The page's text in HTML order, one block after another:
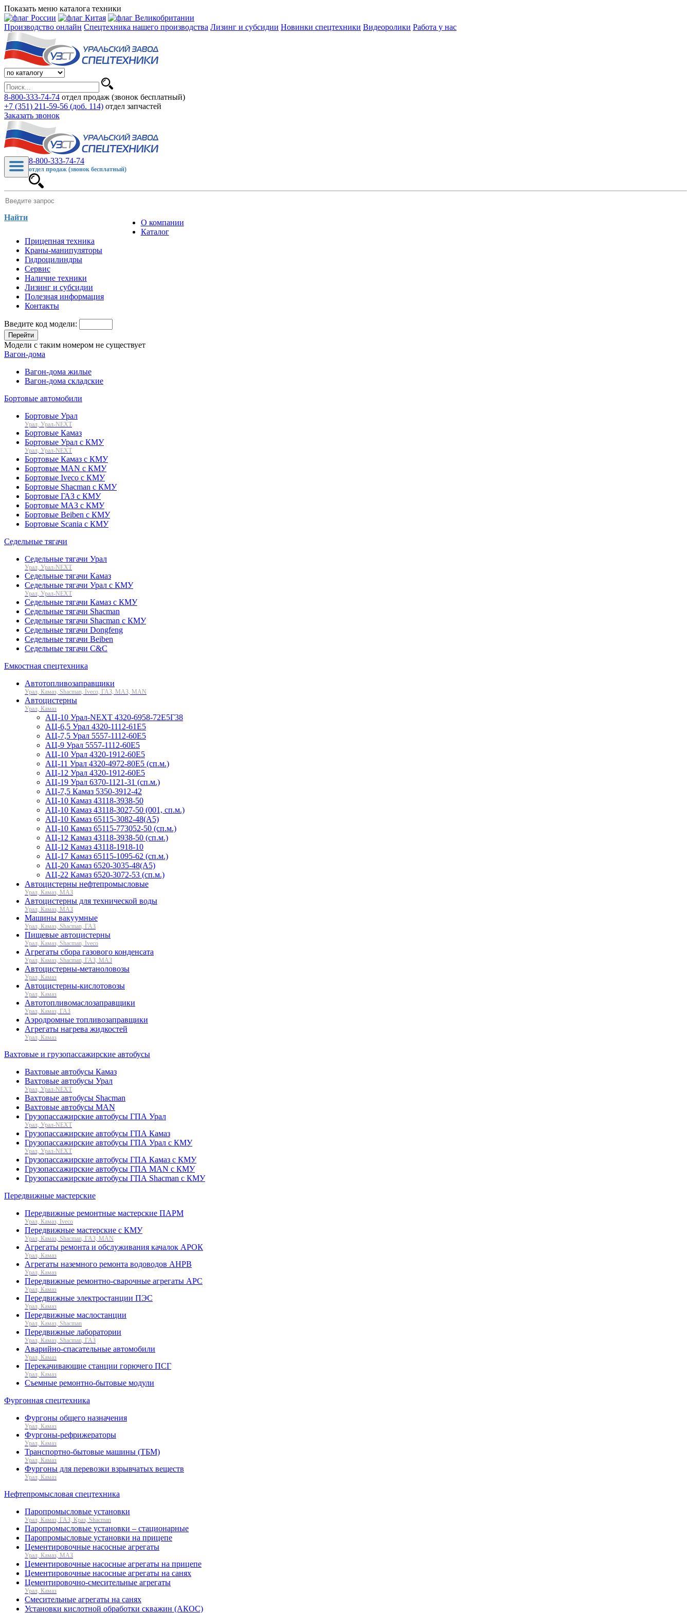
Показать меню каталога техники
Производство онлайн Спецтехника нашего производства Лизинг и субсидии Новинки спецтехники Видеоролики Работа у нас
8-800-333-74-74 отдел продаж (звонок бесплатный)
+7 (351) 211-59-56 (доб. 114) отдел запчастей
Заказать звонок
8-800-333-74-74
отдел продаж (звонок бесплатный)
Найти
О компании
Каталог
Прицепная техника
Краны-манипуляторы
Гидроцилиндры
Сервис
Наличие техники
Лизинг и субсидии
Полезная информация
Контакты
Введите код модели:
Перейти
Модели с таким номером не существует
Вагон-дома
Вагон-дома жилые
Вагон-дома складские
Бортовые автомобили
Бортовые Урал
Урал, Урал-NEXT
Бортовые Камаз
Бортовые Урал с КМУ
Урал, Урал-NEXT
Бортовые Камаз с КМУ
Бортовые MAN с КМУ
Бортовые Iveco с КМУ
Бортовые Shacman с КМУ
Бортовые ГАЗ с КМУ
Бортовые МАЗ с КМУ
Бортовые Beiben с КМУ
Бортовые Scania с КМУ
Седельные тягачи
Седельные тягачи Урал
Урал, Урал-NEXT
Седельные тягачи Камаз
Седельные тягачи Урал с КМУ
Урал, Урал-NEXT
Седельные тягачи Камаз с КМУ
Седельные тягачи Shacman
Седельные тягачи Shacman с КМУ
Седельные тягачи Dongfeng
Седельные тягачи Beiben
Седельные тягачи C&C
Емкостная спецтехника
Автотопливозаправщики
Урал, Камаз, Shacman, Iveco, ГАЗ, МАЗ, MAN
Автоцистерны
Урал, Камаз
АЦ-10 Урал-NEXT 4320-6958-72Е5Г38
АЦ-6,5 Урал 4320-1112-61Е5
АЦ-7,5 Урал 5557-1112-60Е5
АЦ-9 Урал 5557-1112-60Е5
АЦ-10 Урал 4320-1912-60Е5
АЦ-11 Урал 4320-4972-80Е5 (сп.м.)
АЦ-12 Урал 4320-1912-60Е5
АЦ-19 Урал 6370-1121-31 (сп.м.)
АЦ-7,5 Камаз 5350-3912-42
АЦ-10 Камаз 43118-3938-50
АЦ-10 Камаз 43118-3027-50 (001, сп.м.)
АЦ-10 Камаз 65115-3082-48(A5)
АЦ-10 Камаз 65115-773052-50 (сп.м.)
АЦ-12 Камаз 43118-3938-50 (сп.м.)
АЦ-12 Камаз 43118-1918-10
АЦ-17 Камаз 65115-1095-62 (сп.м.)
АЦ-20 Камаз 6520-3035-48(A5)
АЦ-22 Камаз 6520-3072-53 (сп.м.)
Автоцистерны нефтепромысловые
Урал, Камаз, МАЗ
Автоцистерны для технической воды
Урал, Камаз, МАЗ
Машины вакуумные
Урал, Камаз, Shacman, ГАЗ
Пищевые автоцистерны
Урал, Камаз, Shacman, Iveco
Агрегаты сбора газового конденсата
Урал, Камаз, Shacman, ГАЗ, МАЗ
Автоцистерны-метаноловозы
Урал, Камаз
Автоцистерны-кислотовозы
Урал, Камаз
Автотопливомаслозаправщики
Урал, Камаз, ГАЗ
Аэродромные топливозаправщики
Агрегаты нагрева жидкостей
Урал, Камаз
Вахтовые и грузопассажирские автобусы
Вахтовые автобусы Камаз
Вахтовые автобусы Урал
Урал, Урал-NEXT
Вахтовые автобусы Shacman
Вахтовые автобусы MAN
Грузопассажирские автобусы ГПА Урал
Урал, Урал-NEXT
Грузопассажирские автобусы ГПА Камаз
Грузопассажирские автобусы ГПА Урал с КМУ
Урал, Урал-NEXT
Грузопассажирские автобусы ГПА Камаз с КМУ
Грузопассажирские автобусы ГПА MAN с КМУ
Грузопассажирские автобусы ГПА Shacman с КМУ
Передвижные мастерские
Передвижные ремонтные мастерские ПАРМ
Урал, Камаз, Iveco
Передвижные мастерские с КМУ
Урал, Камаз, Shacman, ГАЗ, MAN
Агрегаты ремонта и обслуживания качалок АРОК
Урал, Камаз
Агрегаты наземного ремонта водоводов АНРВ
Урал, Камаз
Передвижные ремонтно-сварочные агрегаты АРС
Урал, Камаз
Передвижные электростанции ПЭС
Урал, Камаз
Передвижные маслостанции
Урал, Камаз, Shacman
Передвижные лаборатории
Урал, Камаз, Shacman, ГАЗ
Аварийно-спасательные автомобили
Урал, Камаз
Перекачивающие станции горючего ПСГ
Урал, Камаз
Съемные ремонтно-бытовые модули
Фургонная спецтехника
Фургоны общего назначения
Урал, Камаз
Фургоны-рефрижераторы
Урал, Камаз
Транспортно-бытовые машины (ТБМ)
Урал, Камаз
Фургоны для перевозки взрывчатых веществ
Урал, Камаз
Нефтепромысловая спецтехника
Паропромысловые установки
Урал, Камаз, ГАЗ, Краз, Shacman
Паропромысловые установки – стационарные
Паропромысловые установки на прицепе
Цементировочные насосные агрегаты
Урал, Камаз, МАЗ
Цементировочные насосные агрегаты на прицепе
Цементировочные насосные агрегаты на санях
Цементировочно-смесительные агрегаты
Урал, Камаз
Смесительные агрегаты на санях
Установки кислотной обработки скважин (АКОС)